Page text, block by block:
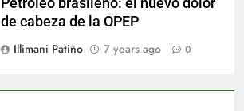
de cabeza de la OPEP
Illimani Patiño
7 years ago 0